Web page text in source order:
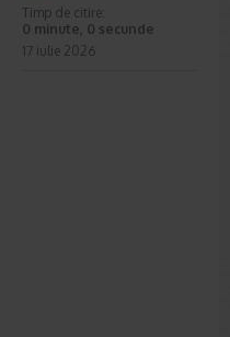
Timp de citire:
0 minute, 0 secunde
17 iulie 2026